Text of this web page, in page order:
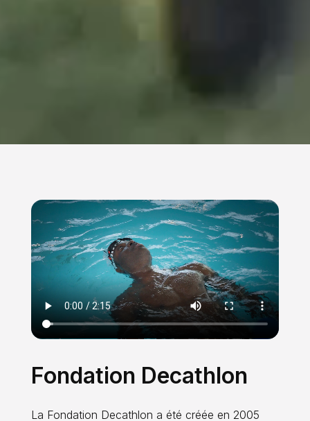
Fondation Decathlon
La Fondation Decathlon a été créée en 2005